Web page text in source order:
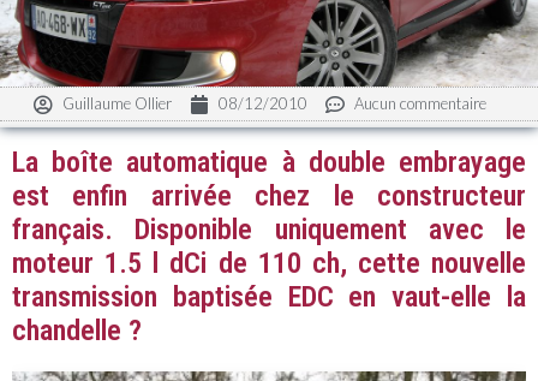
Guillaume Ollier 08/12/2010 Aucun commentaire
La boîte automatique à double embrayage
est enfin arrivée chez le constructeur
français. Disponible uniquement avec le
moteur 1.5 l dCi de 110 ch, cette nouvelle
transmission baptisée EDC en vaut-elle la
chandelle ?